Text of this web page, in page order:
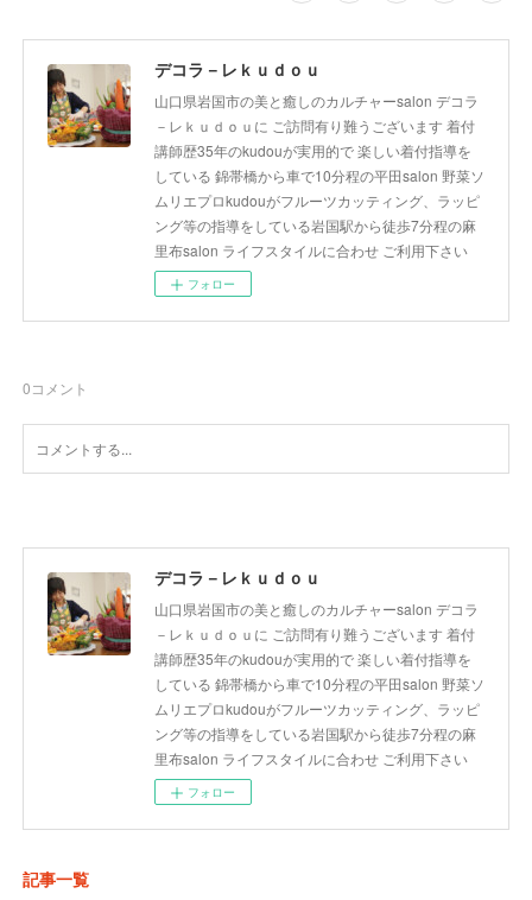
デコラ－レｋｕｄｏｕ
山口県岩国市の美と癒しのカルチャーsalon デコラ
－レｋｕｄｏｕに ご訪問有り難うございます 着付
講師歴35年のkudouが実用的で 楽しい着付指導を
している 錦帯橋から車で10分程の平田salon 野菜ソ
ムリエプロkudouがフルーツカッティング、ラッピ
ング等の指導をしている岩国駅から徒歩7分程の麻
里布salon ライフスタイルに合わせ ご利用下さい
フォロー
0コメント
デコラ－レｋｕｄｏｕ
山口県岩国市の美と癒しのカルチャーsalon デコラ
－レｋｕｄｏｕに ご訪問有り難うございます 着付
講師歴35年のkudouが実用的で 楽しい着付指導を
している 錦帯橋から車で10分程の平田salon 野菜ソ
ムリエプロkudouがフルーツカッティング、ラッピ
ング等の指導をしている岩国駅から徒歩7分程の麻
里布salon ライフスタイルに合わせ ご利用下さい
フォロー
記事一覧